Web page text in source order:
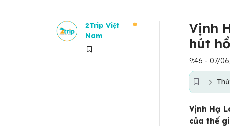
2Trip Việt
Nam
Vịnh
hút
9:46 - 07/
Vịnh Hạ
của thế